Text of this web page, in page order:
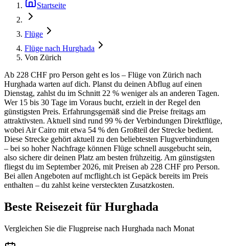
Startseite
Flüge
Flüge nach Hurghada
Von Zürich
Ab 228 CHF pro Person geht es los – Flüge von Zürich nach
Hurghada warten auf dich. Planst du deinen Abflug auf einen
Dienstag, zahlst du im Schnitt 22 % weniger als an anderen Tagen.
Wer 15 bis 30 Tage im Voraus bucht, erzielt in der Regel den
günstigsten Preis. Erfahrungsgemäß sind die Preise freitags am
attraktivsten. Aktuell sind rund 99 % der Verbindungen Direktflüge,
wobei Air Cairo mit etwa 54 % den Großteil der Strecke bedient.
Diese Strecke gehört aktuell zu den beliebtesten Flugverbindungen
– bei so hoher Nachfrage können Flüge schnell ausgebucht sein,
also sichere dir deinen Platz am besten frühzeitig. Am günstigsten
fliegst du im September 2026, mit Preisen ab 228 CHF pro Person.
Bei allen Angeboten auf mcflight.ch ist Gepäck bereits im Preis
enthalten – du zahlst keine versteckten Zusatzkosten.
Beste Reisezeit für Hurghada
Vergleichen Sie die Flugpreise nach Hurghada nach Monat